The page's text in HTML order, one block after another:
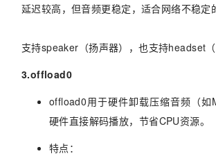
延迟较高，但音频更稳定，适合网络不稳定
支持speaker（扬声器），也支持headset（
3.offload0
offload0用于硬件卸载压缩音频（如
硬件直接解码播放，节省CPU资源。
特点：